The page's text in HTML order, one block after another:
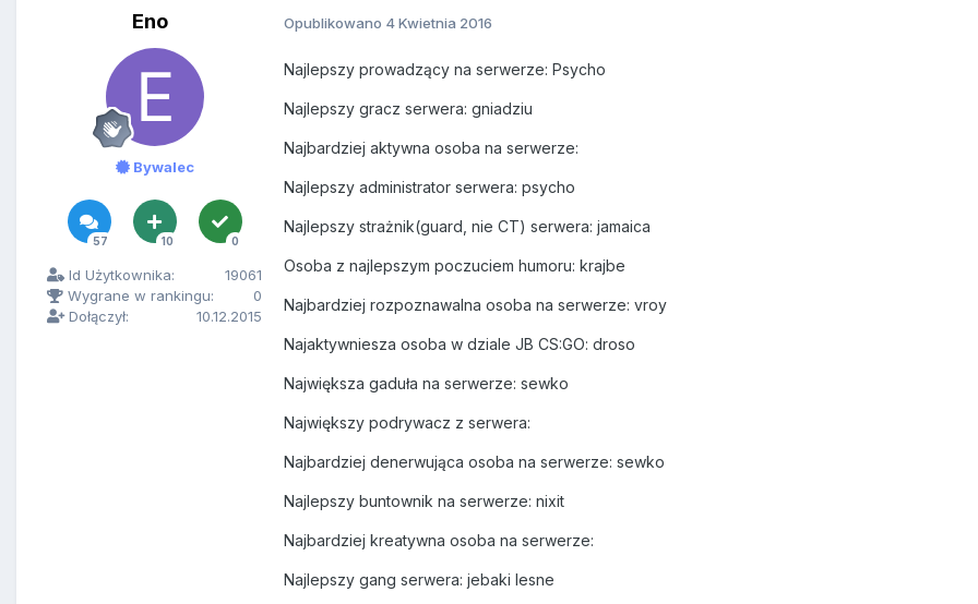
Eno
Bywalec
57 10 0
Id Użytkownika:
19061
Wygrane w rankingu:
0
Dołączył:
10.12.2015
Opublikowano 4 Kwietnia 2016
Najlepszy prowadzący na serwerze: Psycho
Najlepszy gracz serwera: gniadziu
Najbardziej aktywna osoba na serwerze:
Najlepszy administrator serwera: psycho
Najlepszy strażnik(guard, nie CT) serwera: jamaica
Osoba z najlepszym poczuciem humoru: krajbe
Najbardziej rozpoznawalna osoba na serwerze: vroy
Najaktywniesza osoba w dziale JB CS:GO: droso
Największa gaduła na serwerze: sewko
Największy podrywacz z serwera:
Najbardziej denerwująca osoba na serwerze: sewko
Najlepszy buntownik na serwerze: nixit
Najbardziej kreatywna osoba na serwerze:
Najlepszy gang serwera: jebaki lesne